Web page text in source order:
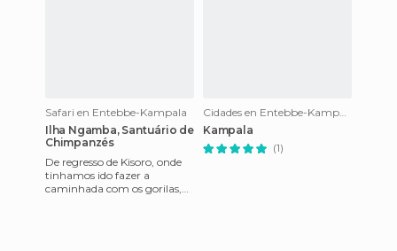
Safari en Entebbe-Kampala
Ilha Ngamba, Santuário de
Chimpanzés
De regresso de Kisoro, onde
tinhamos ido fazer a
caminhada com os gorilas,
Cidades en Entebbe-Kampala
Kampala
(1)